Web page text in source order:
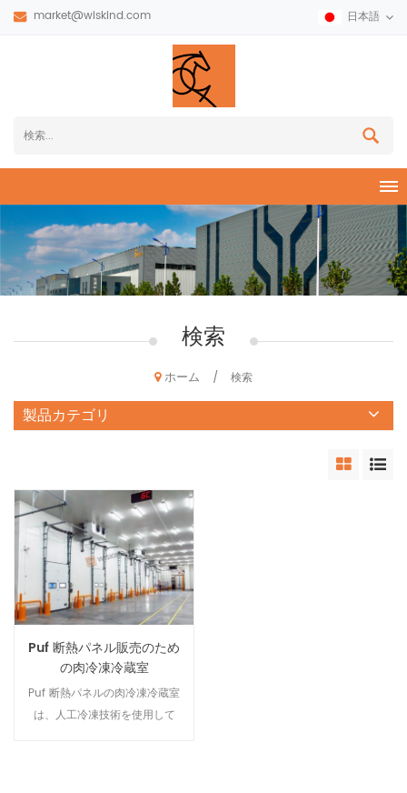
market@wiskind.com 日本語
検索
ホーム / 検索
製品カテゴリ
Puf 断熱パネル販売のため
の肉冷凍冷蔵室
Puf 断熱パネルの肉冷凍冷蔵室
は、人工冷凍技術を使用して